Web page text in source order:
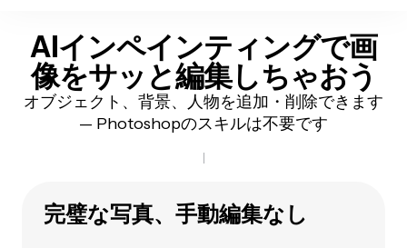
AIインペインティングで画
像をサッと編集しちゃおう
オブジェクト、背景、人物を追加・削除できます
— Photoshopのスキルは不要です
完璧な写真、手動編集なし